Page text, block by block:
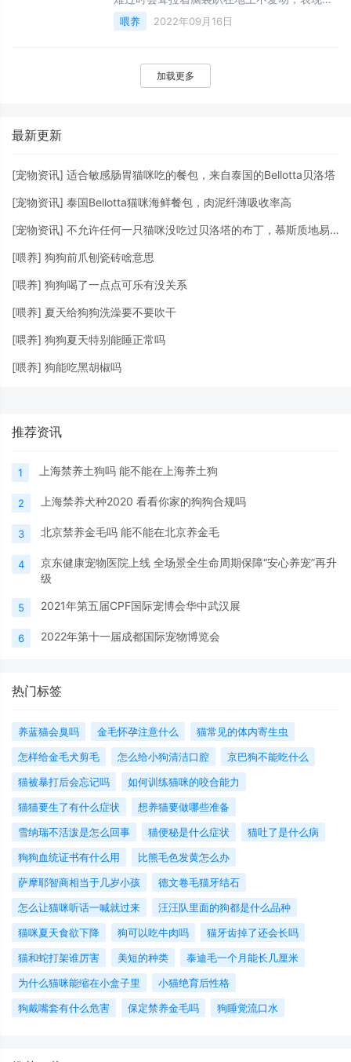
一副郁闷、委屈的模样。无论主人用零食或玩
具诱惑它，猫咪都懒得
喂养 2022年09月16日
加载更多
最新更新
[宠物资讯] 适合敏感肠胃猫咪吃的餐包，来自泰国的Bellotta贝洛塔
[宠物资讯] 泰国Bellotta猫咪海鲜餐包，肉泥纤薄吸收率高
[宠物资讯] 不允许任何一只猫咪没吃过贝洛塔的布丁，慕斯质地易吸收！
[喂养] 狗狗前爪刨瓷砖啥意思
[喂养] 狗狗喝了一点点可乐有没关系
[喂养] 夏天给狗狗洗澡要不要吹干
[喂养] 狗狗夏天特别能睡正常吗
[喂养] 狗能吃黑胡椒吗
推荐资讯
1 上海禁养土狗吗 能不能在上海养土狗
2 上海禁养犬种2020 看看你家的狗狗合规吗
3 北京禁养金毛吗 能不能在北京养金毛
4
京东健康宠物医院上线 全场景全生命周期保障“安心养宠”再升
级
5 2021年第五届CPF国际宠博会华中武汉展
6 2022年第十一届成都国际宠物博览会
热门标签
养蓝猫会臭吗 金毛怀孕注意什么
猫常见的体内寄生虫
怎样给金毛犬剪毛
怎么给小狗清洁口腔
京巴狗不能吃什么
猫被暴打后会忘记吗
如何训练猫咪的咬合能力
猫猫要生了有什么症状
想养猫要做哪些准备
​雪纳瑞不活泼是怎么回事
猫便秘是什么症状
猫吐了是什么病
狗狗血统证书有什么用
比熊毛色发黄怎么办
萨摩耶智商相当于几岁小孩
德文卷毛猫牙结石
怎么让猫咪听话一喊就过来
汪汪队里面的狗都是什么品种
猫咪夏天食欲下降
狗可以吃牛肉吗
猫牙齿掉了还会长吗
猫和蛇打架谁厉害
美短的种类
泰迪毛一个月能长几厘米
为什么猫咪能缩在小盒子里
小猫绝育后性格
狗戴嘴套有什么危害
保定禁养金毛吗 狗睡觉流口水